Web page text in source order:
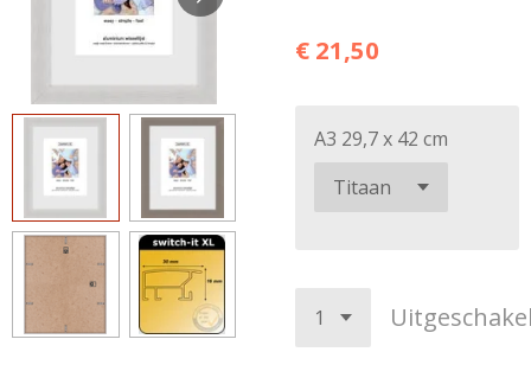
€ 21,50
A3 29,7 x 42 cm